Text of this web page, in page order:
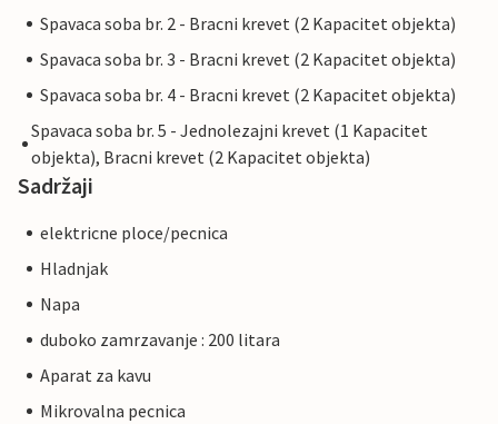
Spavaca soba br. 2 - Bracni krevet (2 Kapacitet objekta)
Spavaca soba br. 3 - Bracni krevet (2 Kapacitet objekta)
Spavaca soba br. 4 - Bracni krevet (2 Kapacitet objekta)
Spavaca soba br. 5 - Jednolezajni krevet (1 Kapacitet
objekta), Bracni krevet (2 Kapacitet objekta)
Sadržaji
elektricne ploce/pecnica
Hladnjak
Napa
duboko zamrzavanje : 200 litara
Aparat za kavu
Mikrovalna pecnica